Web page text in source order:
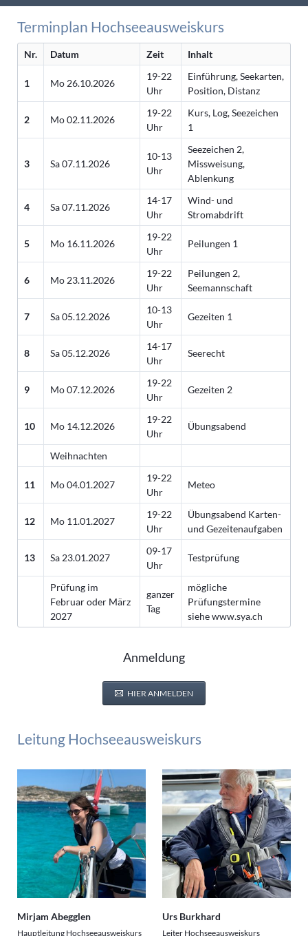
Terminplan Hochseeausweiskurs
Nr. Datum Zeit Inhalt
1 Mo 26.10.2026
19-22
Uhr
Einführung, Seekarten,
Position, Distanz
2 Mo 02.11.2026
19-22
Uhr
Kurs, Log, Seezeichen
1
3 Sa 07.11.2026
10-13
Uhr
Seezeichen 2,
Missweisung,
Ablenkung
4 Sa 07.11.2026
14-17
Uhr
Wind- und
Stromabdrift
5 Mo 16.11.2026
19-22
Uhr
Peilungen 1
6 Mo 23.11.2026
19-22
Uhr
Peilungen 2,
Seemannschaft
7 Sa 05.12.2026
10-13
Uhr
Gezeiten 1
8 Sa 05.12.2026
14-17
Uhr
Seerecht
9 Mo 07.12.2026
19-22
Uhr
Gezeiten 2
10 Mo 14.12.2026
19-22
Uhr
Übungsabend
Weihnachten
11 Mo 04.01.2027
19-22
Uhr
Meteo
12 Mo 11.01.2027
19-22
Uhr
Übungsabend Karten-
und Gezeitenaufgaben
13 Sa 23.01.2027
09-17
Uhr
Testprüfung
Prüfung im
Februar oder März
2027
ganzer
Tag
mögliche
Prüfungstermine
siehe www.sya.ch
Anmeldung
HIER ANMELDEN
Leitung Hochseeausweiskurs
Mirjam Abegglen
Hauptleitung Hochseeausweiskurs
Urs Burkhard
Leiter Hochseeausweiskurs